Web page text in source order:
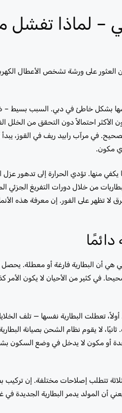
– لماذا
العثور على ورشة تشخص الأعطال
بشكل خاطئ في دبي. السبب بسيط
احتمالاً دون التحقق من
في مرآب رابيد ريف في
أي مكون.
يكفي منها. تؤدي الحرارة إلى
من خلال دورات التفريغ الجزئي
تظهر على الفور. إن معرفة هذه
هي أن البطارية فارغة أو معطلة.
في كثير من الأحيان لا يكون
تعطلت البطارية نفسها — تلف الخلايا
ثانيًا، لا يقوم نظام الشحن بصيانة
أو مكون لا يدخل في وضع
تتطلب إصلاحات مختلفة. إن تركيب
أن المولد يدمر البطارية الجديدة في